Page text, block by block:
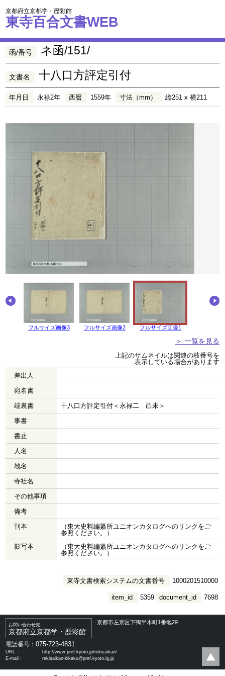
京都府立京都学・歴彩館
東寺百合文書WEB
函/番号 ネ函/151/
文書名 十八口方評定引付
年月日 永禄2年 西暦 1559年 寸法（mm） 縦251 x 横211
フルサイズ画像3 フルサイズ画像2 フルサイズ画像1
＞ 一覧を見る
上記のサムネイルは関連の枝番号を
表示している場合があります
差出人
宛名書
端裏書
十八口方評定引付＜永禄二 己未＞
事書
書止
人名
地名
寺社名
その他事項
備考
刊本
（東大史料編纂所ユニオンカタログへのリンクをご
参照ください。）
影写本
（東大史料編纂所ユニオンカタログへのリンクをご
参照ください。）
東寺文書検索システムの文書番号 1000201510000
document_id 7698
item_id 5359
お問い合わせ先
京都府立京都学・歴彩館
京都市左京区下鴨半木町1番地29
電話番号：075-723-4831
URL ：
http://www.pref.kyoto.jp/rekisaikan/
E-mail：
rekisaikan-kikaku@pref.kyoto.lg.jp